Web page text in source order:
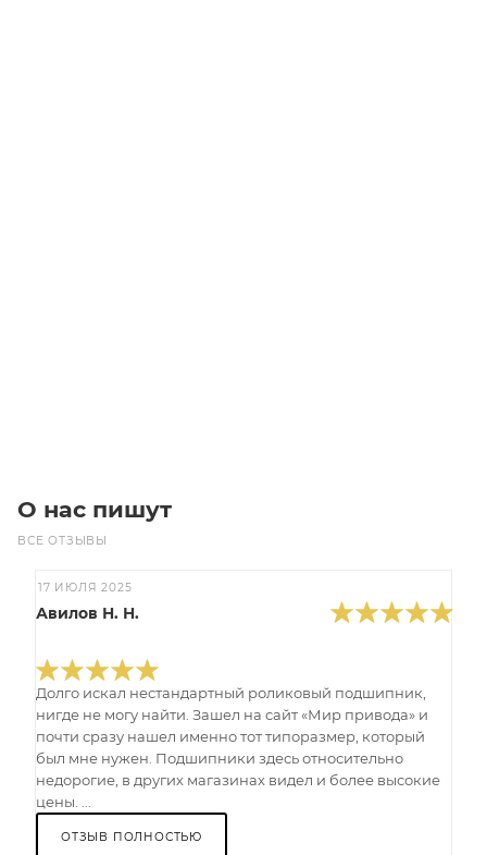
О нас пишут
ВСЕ ОТЗЫВЫ
17 ИЮЛЯ 2025
Авилов Н. Н.
Долго искал нестандартный роликовый подшипник,
нигде не могу найти. Зашел на сайт «Мир привода» и
почти сразу нашел именно тот типоразмер, который
был мне нужен. Подшипники здесь относительно
недорогие, в других магазинах видел и более высокие
цены. ...
ОТЗЫВ ПОЛНОСТЬЮ